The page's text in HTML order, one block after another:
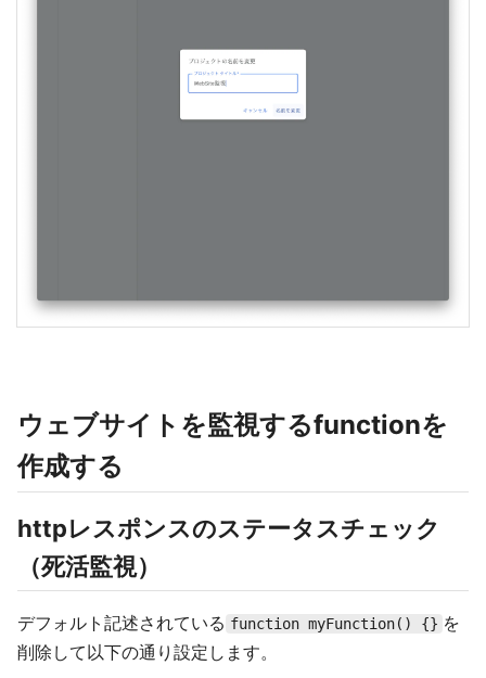
ウェブサイトを監視するfunctionを
作成する
httpレスポンスのステータスチェック
（死活監視）
デフォルト記述されている function myFunction() {} を
削除して以下の通り設定します。